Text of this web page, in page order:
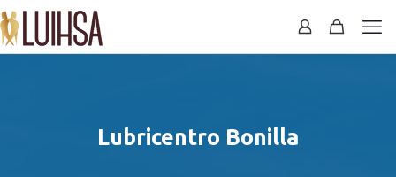
Lubricentro Bonilla